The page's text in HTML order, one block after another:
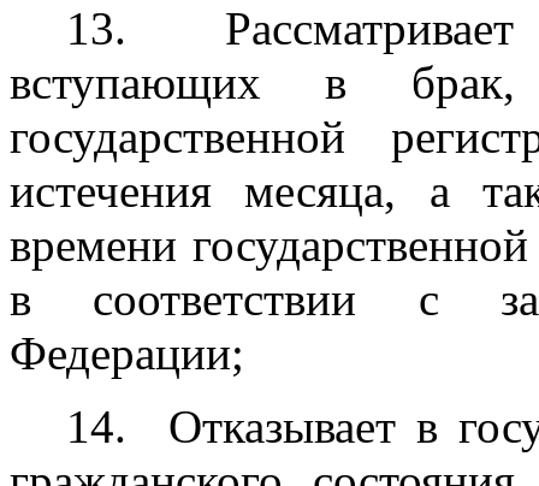
13. Рассматривает
вступающих в
государственной
истечения месяца, а
времени
в соответствии с
Федерации;
14. Отказывает в